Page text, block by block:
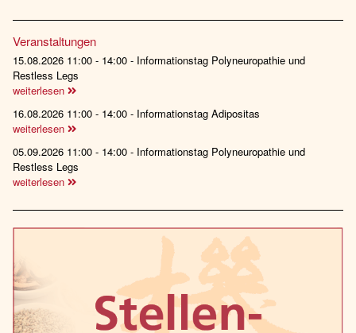
Veranstaltungen
15.08.2026 11:00 - 14:00 - Informationstag Polyneuropathie und
Restless Legs
weiterlesen
16.08.2026 11:00 - 14:00 - Informationstag Adipositas
weiterlesen
05.09.2026 11:00 - 14:00 - Informationstag Polyneuropathie und
Restless Legs
weiterlesen